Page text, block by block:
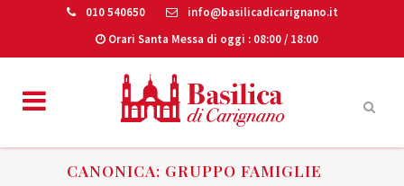
010 540650
info@basilicadicarignano.it
Orari Santa Messa di oggi : 08:00 / 18:00
CANONICA: GRUPPO FAMIGLIE